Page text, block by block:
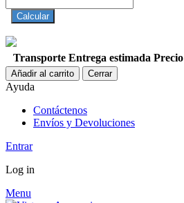
Calcular
Transporte Entrega estimada Precio
Añadir al carrito Cerrar
Ayuda
Contáctenos
Envíos y Devoluciones
Entrar
Log in
Menu